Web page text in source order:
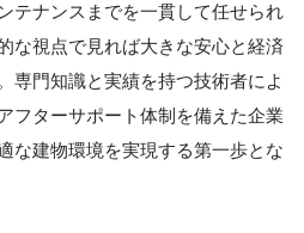
テナンスまでを一貫して任せられ
な視点で見れば大きな安心と経済
専門知識と実績を持つ技術者によ
フターサポート体制を備えた企業
な建物環境を実現する第一歩とな